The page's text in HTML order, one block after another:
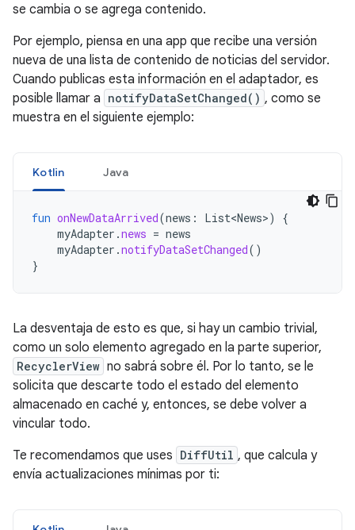
se cambia o se agrega contenido.
Por ejemplo, piensa en una app que recibe una versión
nueva de una lista de contenido de noticias del servidor.
Cuando publicas esta información en el adaptador, es
posible llamar a notifyDataSetChanged() , como se
muestra en el siguiente ejemplo:
Kotlin Java
fun onNewDataArrived(news : List<News>)
{
myAdapter .news = news
myAdapter .notifyDataSetChanged()
}
La desventaja de esto es que, si hay un cambio trivial,
como un solo elemento agregado en la parte superior,
RecyclerView no sabrá sobre él. Por lo tanto, se le
solicita que descarte todo el estado del elemento
almacenado en caché y, entonces, se debe volver a
vincular todo.
Te recomendamos que uses DiffUtil , que calcula y
envía actualizaciones mínimas por ti: